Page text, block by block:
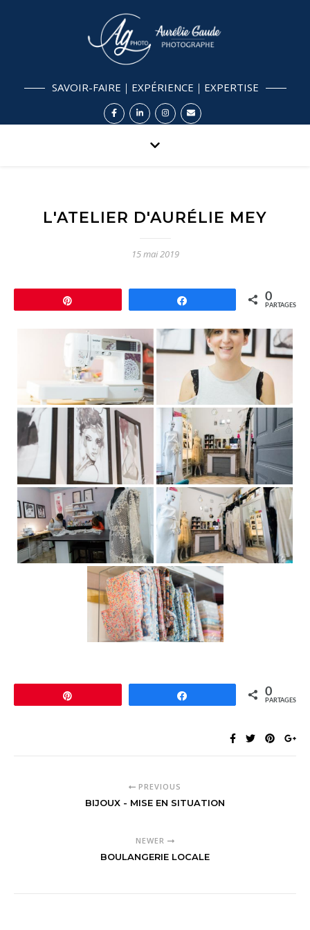
SAVOIR-FAIRE｜EXPÉRIENCE｜EXPERTISE
L'ATELIER D'AURÉLIE MEY
15 mai 2019
0
PARTAGES
0
PARTAGES
PREVIOUS
BIJOUX - MISE EN SITUATION
NEWER
BOULANGERIE LOCALE